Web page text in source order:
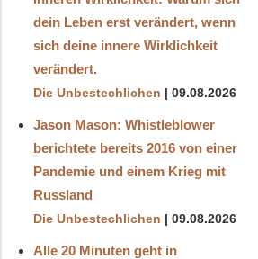
dein Leben erst verändert, wenn
sich deine innere Wirklichkeit
verändert.
Die Unbestechlichen 09.08.2026
Jason Mason: Whistleblower
berichtete bereits 2016 von einer
Pandemie und einem Krieg mit
Russland
Die Unbestechlichen 09.08.2026
Alle 20 Minuten geht in